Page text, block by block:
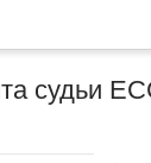
судьи